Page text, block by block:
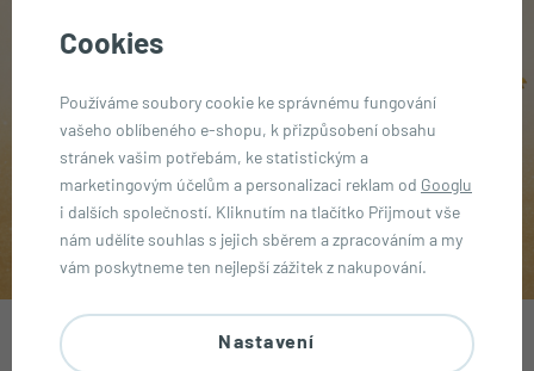
Akce hýr👌🏼
AKTUALITY
Cookies
Používáme soubory cookie ke správnému fungování
vašeho oblíbeného e-shopu, k přizpůsobení obsahu
stránek vašim potřebám, ke statistickým a
marketingovým účelům a personalizaci reklam od Googlu
i dalších společností. Kliknutím na tlačítko Přijmout vše
nám udělíte souhlas s jejich sběrem a zpracováním a my
vám poskytneme ten nejlepší zážitek z nakupování.
Nastavení